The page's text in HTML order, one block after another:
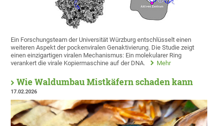
Ein Forschungsteam der Universität Würzburg entschlüsselt einen
weiteren Aspekt der pockenviralen Genaktivierung. Die Studie zeigt
einen einzigartigen viralen Mechanismus: Ein molekularer Ring
verankert die virale Kopiermaschine auf der DNA.
Mehr
Wie Waldumbau Mistkäfern schaden kann
17.02.2026